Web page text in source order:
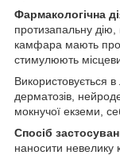
Фармакологічна
протизапальну
камфара мають
стимулюють
Використовується в
дерматозів,
мокнучої екземи,
Спосіб
наносити невелику